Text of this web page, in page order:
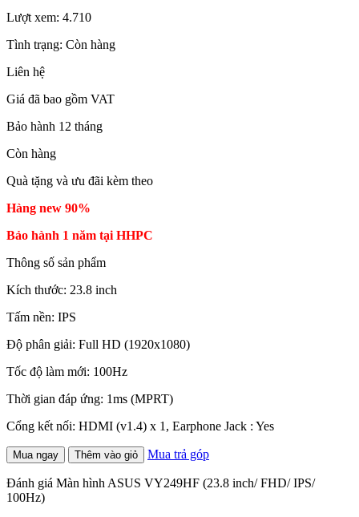
Lượt xem: 4.710
Tình trạng: Còn hàng
Liên hệ
Giá đã bao gồm VAT
Bảo hành 12 tháng
Còn hàng
Quà tặng và ưu đãi kèm theo
Hàng new 90%
Bảo hành 1 năm tại HHPC
Thông số sản phẩm
Kích thước: 23.8 inch
Tấm nền: IPS
Độ phân giải: Full HD (1920x1080)
Tốc độ làm mới: 100Hz
Thời gian đáp ứng: 1ms (MPRT)
Cổng kết nối: HDMI (v1.4) x 1, Earphone Jack : Yes
Mua ngay Thêm vào giỏ Mua trả góp
Đánh giá Màn hình ASUS VY249HF (23.8 inch/ FHD/ IPS/
100Hz)